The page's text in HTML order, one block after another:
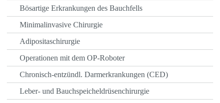
Bösartige Erkrankungen des Bauchfells
Minimalinvasive Chirurgie
Adipositaschirurgie
Operationen mit dem OP-Roboter
Chronisch-entzündl. Darmerkrankungen (CED)
Leber- und Bauchspeicheldrüsenchirurgie